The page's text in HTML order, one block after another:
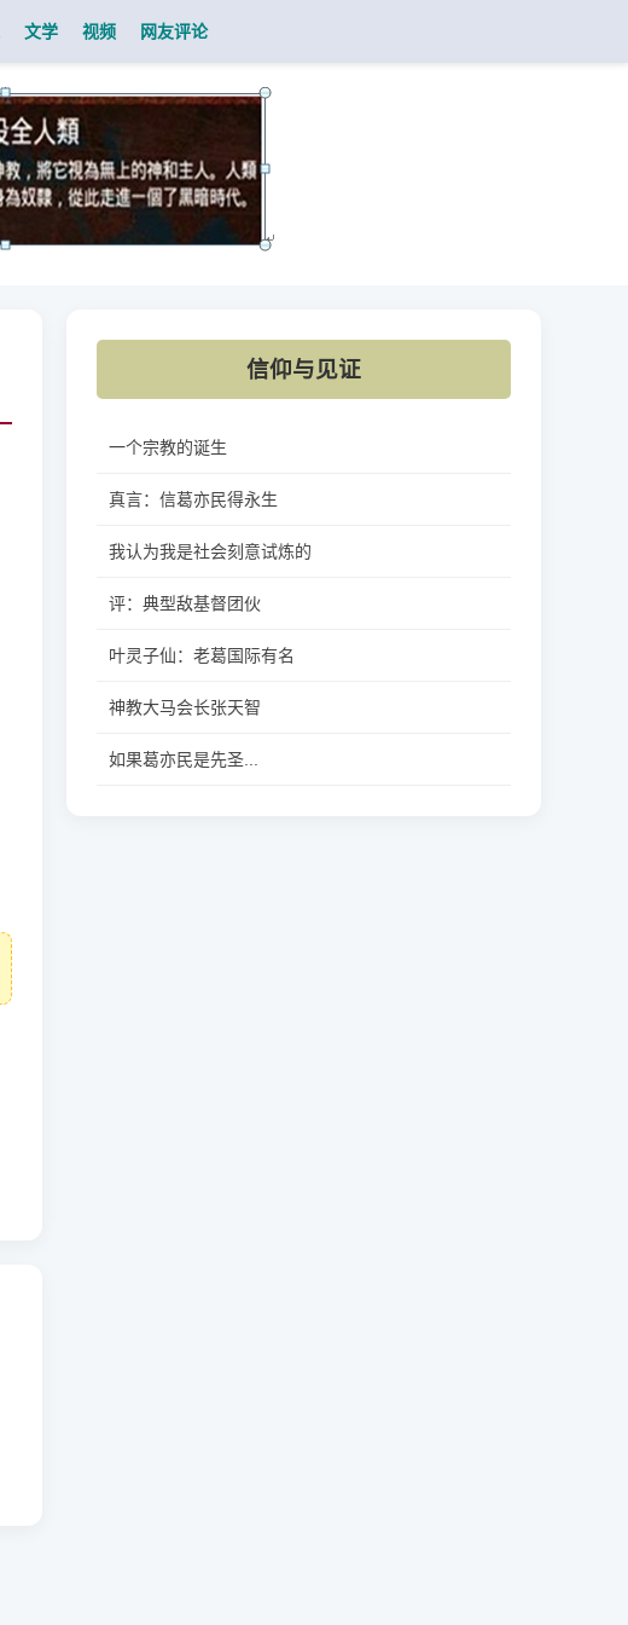
文学 视频 网友评论
信仰与见证
一个宗教的诞生
真言：信葛亦民得永生
我认为我是社会刻意试炼的
评：典型敌基督团伙
叶灵子仙：老葛国际有名
神教大马会长张天智
如果葛亦民是先圣...